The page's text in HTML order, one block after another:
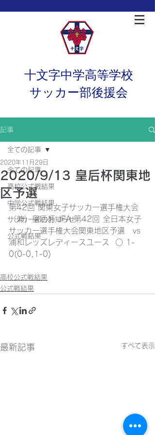
十文字中学高等学校
サッカー部後援会
記事
全ての記事
高校公式戦結果
中学公式戦結果
サッカー部のお知らせ
公式戦結果
全ての記事
2020/9/13 皇后杯関東地
区予選
2020年11月29日
第42回 関東女子サッカー選手権大会
（兼）皇后杯 JFA 第42回 全日本女子
サッカー選手権大会関東地区予選　vs
浦和レッズレディースユース  ○ 1-
0(0-0,1-0)
高校公式戦結果
公式戦結果
最新記事 すべて表示